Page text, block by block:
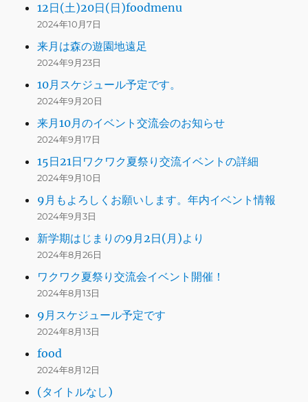
12日(土)20日(日)foodmenu
2024年10月7日
来月は森の遊園地遠足
2024年9月23日
10月スケジュール予定です。
2024年9月20日
来月10月のイベント交流会のお知らせ
2024年9月17日
15日21日ワクワク夏祭り交流イベントの詳細
2024年9月10日
9月もよろしくお願いします。年内イベント情報
2024年9月3日
新学期はじまりの9月2日(月)より
2024年8月26日
ワクワク夏祭り交流会イベント開催！
2024年8月13日
9月スケジュール予定です
2024年8月13日
food
2024年8月12日
(タイトルなし)